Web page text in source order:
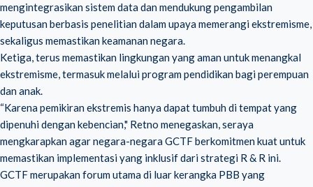
mengintegrasikan sistem data dan mendukung pengambilan
keputusan berbasis penelitian dalam upaya memerangi ekstremisme,
sekaligus memastikan keamanan negara.
Ketiga, terus memastikan lingkungan yang aman untuk menangkal
ekstremisme, termasuk melalui program pendidikan bagi perempuan
dan anak.
“Karena pemikiran ekstremis hanya dapat tumbuh di tempat yang
dipenuhi dengan kebencian," Retno menegaskan, seraya
mengkarapkan agar negara-negara GCTF berkomitmen kuat untuk
memastikan implementasi yang inklusif dari strategi R & R ini.
GCTF merupakan forum utama di luar kerangka PBB yang